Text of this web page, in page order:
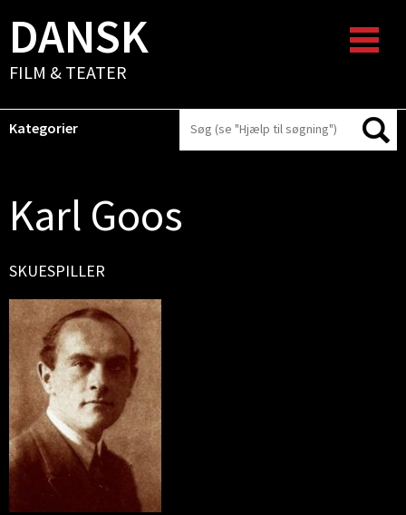
DANSK
FILM & TEATER
Kategorier
Karl Goos
SKUESPILLER